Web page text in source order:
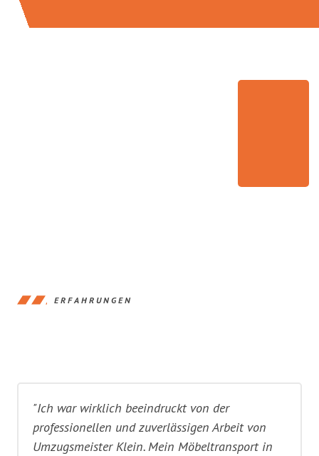
ERFAHRUNGEN
"Ich war wirklich beeindruckt von der
professionellen und zuverlässigen Arbeit von
Umzugsmeister Klein. Mein Möbeltransport in